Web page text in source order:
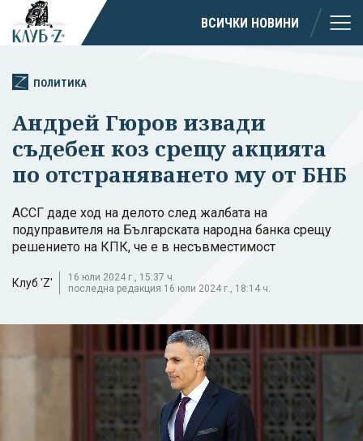
ВСИЧКИ НОВИНИ
ПОЛИТИКА
Андрей Гюров извади
съдебен коз срещу акцията
по отстраняването му от БНБ
АССГ даде ход на делото след жалбата на
подуправителя на Българската народна банка срещу
решението на КПК, че е в несъвместимост
Клуб 'Z'
16 юли 2024 г., 15:37 ч.
последна редакция 16 юли 2024 г., 18:14 ч.